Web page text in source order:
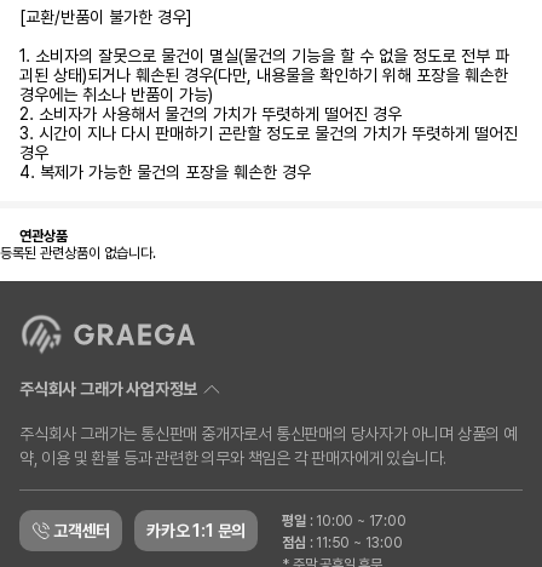
[교환/반품이 불가한 경우]
1. 소비자의 잘못으로 물건이 멸실(물건의 기능을 할 수 없을 정도로 전부 파
괴된 상태)되거나 훼손된 경우(다만, 내용물을 확인하기 위해 포장을 훼손한
경우에는 취소나 반품이 가능)
2. 소비자가 사용해서 물건의 가치가 뚜렷하게 떨어진 경우
3. 시간이 지나 다시 판매하기 곤란할 정도로 물건의 가치가 뚜렷하게 떨어진
경우
4. 복제가 가능한 물건의 포장을 훼손한 경우
연관상품
등록된 관련상품이 없습니다.
주식회사 그래가 사업자정보
주식회사 그래가는 통신판매 중개자로서 통신판매의 당사자가 아니며 상품의 예
약, 이용 및 환불 등과 관련한 의무와 책임은 각 판매자에게 있습니다.
고객센터 카카오 1:1 문의 평일: 10:00 ~ 17:00
점심 : 11:50 ~ 13:00